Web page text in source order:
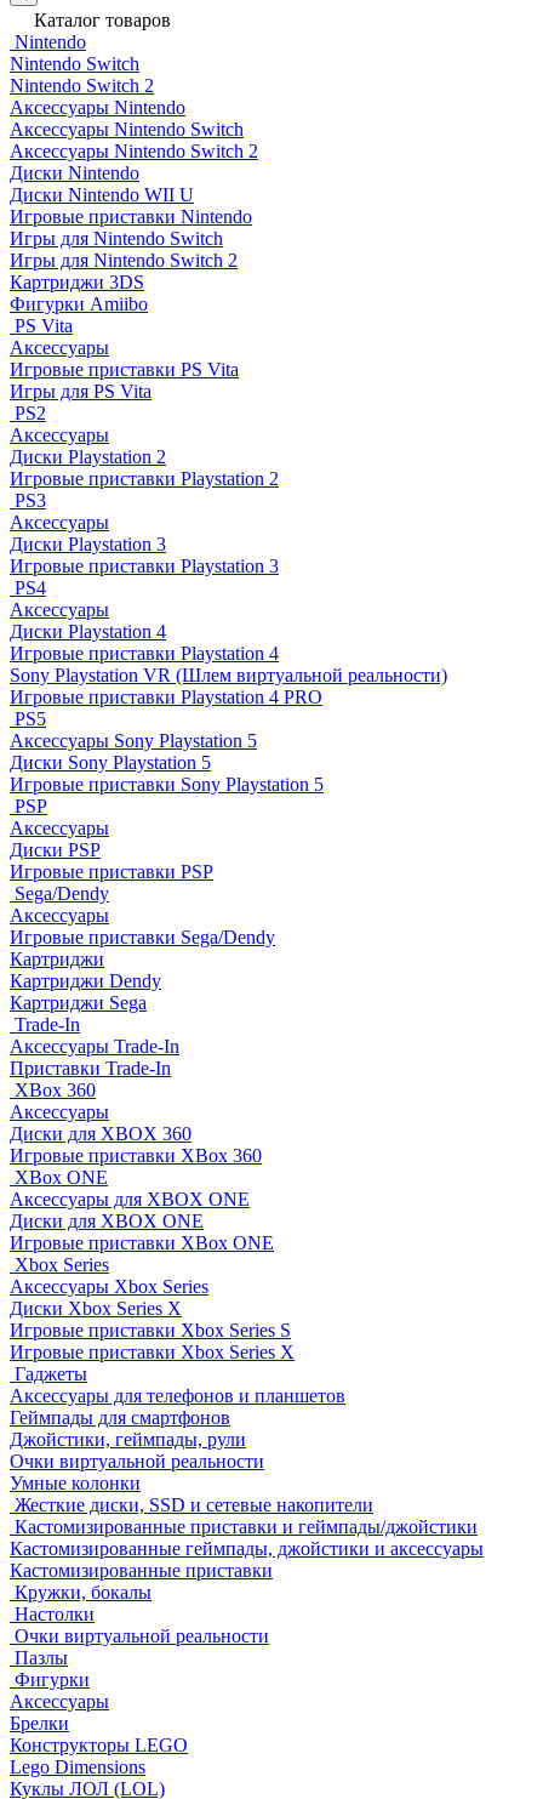
Каталог товаров
Nintendo
Nintendo Switch
Nintendo Switch 2
Аксессуары Nintendo
Аксессуары Nintendo Switch
Аксессуары Nintendo Switch 2
Диски Nintendo
Диски Nintendo WII U
Игровые приставки Nintendo
Игры для Nintendo Switch
Игры для Nintendo Switch 2
Картриджи 3DS
Фигурки Amiibo
PS Vita
Аксессуары
Игровые приставки PS Vita
Игры для PS Vita
PS2
Аксессуары
Диски Playstation 2
Игровые приставки Playstation 2
PS3
Аксессуары
Диски Playstation 3
Игровые приставки Playstation 3
PS4
Аксессуары
Диски Playstation 4
Игровые приставки Playstation 4
Sony Playstation VR (Шлем виртуальной реальности)
Игровые приставки Playstation 4 PRO
PS5
Аксессуары Sony Playstation 5
Диски Sony Playstation 5
Игровые приставки Sony Playstation 5
PSP
Аксессуары
Диски PSP
Игровые приставки PSP
Sega/Dendy
Аксессуары
Игровые приставки Sega/Dendy
Картриджи
Картриджи Dendy
Картриджи Sega
Trade-In
Аксессуары Trade-In
Приставки Trade-In
XBox 360
Аксессуары
Диски для XBOX 360
Игровые приставки XBox 360
XBox ONE
Аксессуары для XBOX ONE
Диски для XBOX ONE
Игровые приставки XBox ONE
Xbox Series
Аксессуары Xbox Series
Диски Xbox Series X
Игровые приставки Xbox Series S
Игровые приставки Xbox Series X
Гаджеты
Аксессуары для телефонов и планшетов
Геймпады для смартфонов
Джойстики, геймпады, рули
Очки виртуальной реальности
Умные колонки
Жесткие диски, SSD и сетевые накопители
Кастомизированные приставки и геймпады/джойстики
Кастомизированные геймпады, джойстики и аксессуары
Кастомизированные приставки
Кружки, бокалы
Настолки
Очки виртуальной реальности
Пазлы
Фигурки
Аксессуары
Брелки
Конструкторы LEGO
Lego Dimensions
Куклы ЛОЛ (LOL)